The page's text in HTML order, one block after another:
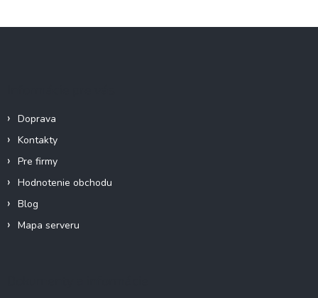
Doprava
Kontakty
Pre firmy
Hodnotenie obchodu
Blog
Mapa serveru